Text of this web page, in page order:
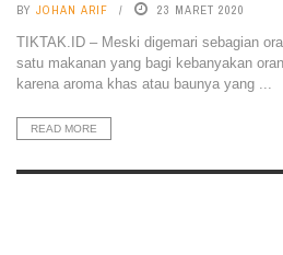
BY JOHAN ARIF 23 MARET 2020
TIKTAK.ID – Meski digemari sebagian
satu makanan yang bagi kebanyakan
karena aroma khas atau baunya yang ...
READ MORE